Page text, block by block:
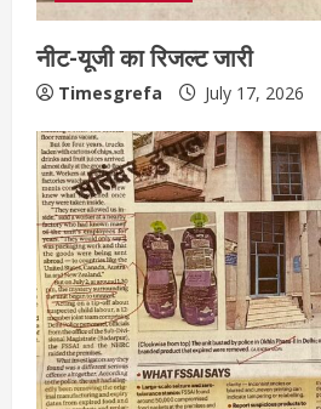
नीट-यूजी का रिजल्ट जारी
Timesgrefa July 17, 2026